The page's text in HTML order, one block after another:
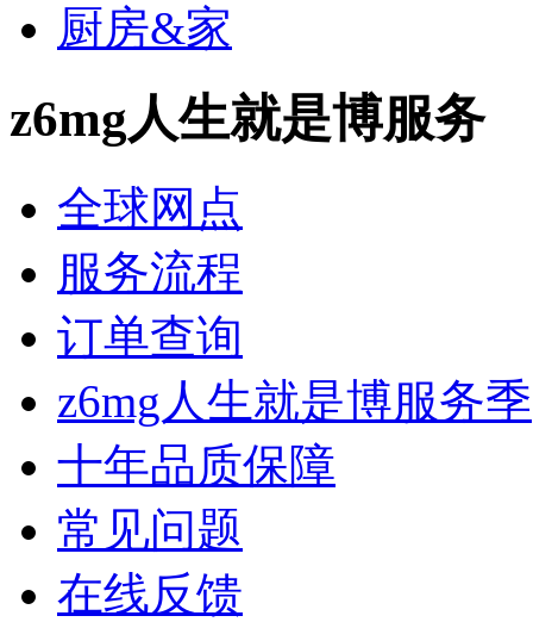
厨房&家
z6mg人生就是博服务
全球网点
服务流程
订单查询
z6mg人生就是博服务季
十年品质保障
常见问题
在线反馈